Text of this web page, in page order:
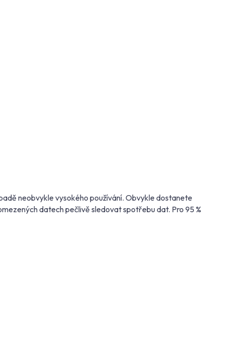
neobvykle vysokého používání. Obvykle dostanete
datech pečlivě sledovat spotřebu dat. Pro 95 %